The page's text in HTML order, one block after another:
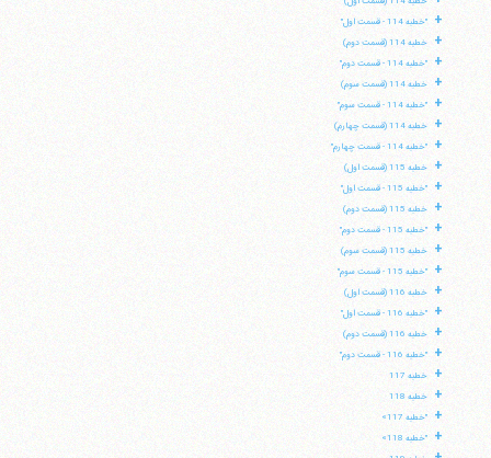
+ "خطبه 114 - قسمت اول"
+ خطبه 114 (قسمت دوم)
+ "خطبه 114 - قسمت دوم"
+ خطبه 114 (قسمت سوم)
+ "خطبه 114 - قسمت سوم"
+ خطبه 114 (قسمت چهارم)
+ "خطبه 114 - قسمت چهارم"
+ خطبه 115 (قسمت اول)
+ "خطبه 115 - قسمت اول"
+ خطبه 115 (قسمت دوم)
+ "خطبه 115 - قسمت دوم"
+ خطبه 115 (قسمت سوم)
+ "خطبه 115 - قسمت سوم"
+ خطبه 116 (قسمت اول)
+ "خطبه 116 - قسمت اول"
+ خطبه 116 (قسمت دوم)
+ "خطبه 116 - قسمت دوم"
+ خطبه 117
+ خطبه 118
+ "خطبه 117»
+ "خطبه 118»